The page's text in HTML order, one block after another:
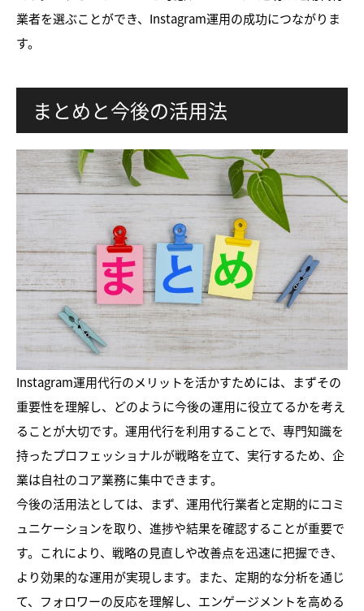
業者を選ぶことができ、Instagram運用の成功につながりま
す。
まとめと今後の活用法
Instagram運用代行のメリットを活かすためには、まずその
重要性を理解し、どのように今後の運用に役立てるかを考え
ることが大切です。運用代行を利用することで、専門知識を
持ったプロフェッショナルが戦略を立て、実行するため、企
業は自社のコア業務に集中できます。
今後の活用法としては、まず、運用代行業者と定期的にコミ
ュニケーションを取り、進捗や結果を確認することが重要で
す。これにより、戦略の見直しや改善点を迅速に把握でき、
より効果的な運用が実現します。また、定期的な分析を通じ
て、フォロワーの反応を理解し、エンゲージメントを高める